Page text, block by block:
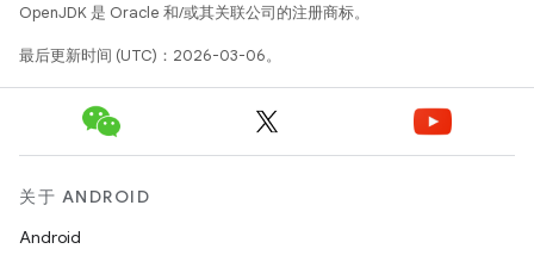
OpenJDK 是 Oracle 和/或其关联公司的注册商标。
最后更新时间 (UTC)：2026-03-06。
关于 ANDROID
Android